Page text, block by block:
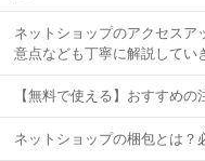
ネットショップのアクセスア
意点なども丁寧に解説してい
【無料で使える】おすすめの
ネットショップの梱包とは？